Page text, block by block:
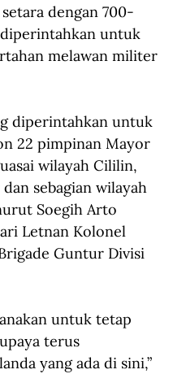
dengan 700-
untuk
melawan militer
diperintahkan untuk
22 pimpinan Mayor
wilayah Cililin,
sebagian wilayah
Soegih Arto
Letnan Kolonel
Guntur Divisi
untuk tetap
terus
yang ada di sini,”